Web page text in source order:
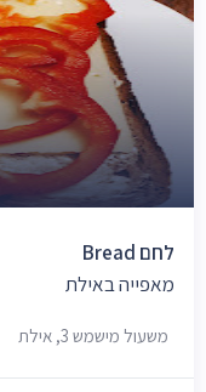
לחם Bread
מאפייה באילת
משעול מישמש 3, אילת